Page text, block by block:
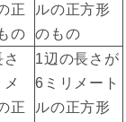
正
の
ルの正方形
のもの
正
1辺の長さが
6ミリメート
ルの正方形